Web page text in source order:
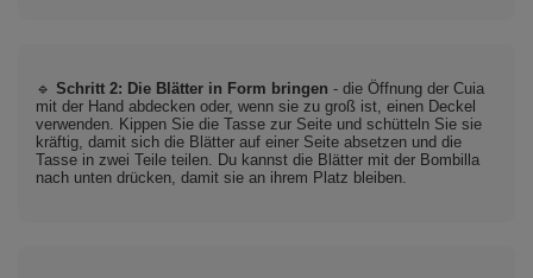
🔹 Schritt 2: Die Blätter in Form bringen - die Öffnung der Cuia
mit der Hand abdecken oder, wenn sie zu groß ist, einen Deckel
verwenden. Kippen Sie die Tasse zur Seite und schütteln Sie sie
kräftig, damit sich die Blätter auf einer Seite absetzen und die
Tasse in zwei Teile teilen. Du kannst die Blätter mit der Bombilla
nach unten drücken, damit sie an ihrem Platz bleiben.